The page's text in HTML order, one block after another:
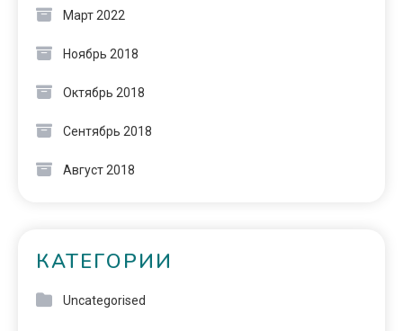
Март 2022
Ноябрь 2018
Октябрь 2018
Сентябрь 2018
Август 2018
КАТЕГОРИИ
Uncategorised